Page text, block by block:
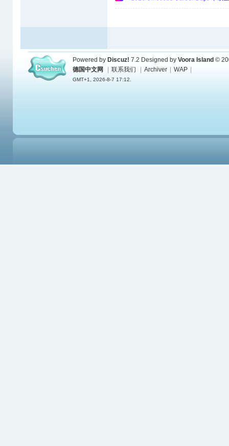
Powered by Discuz! 7.2 Designed by Voora Island ©
德国中文网
联系我们 Archiver WAP
GMT+1, 2026-8-7 17:12.